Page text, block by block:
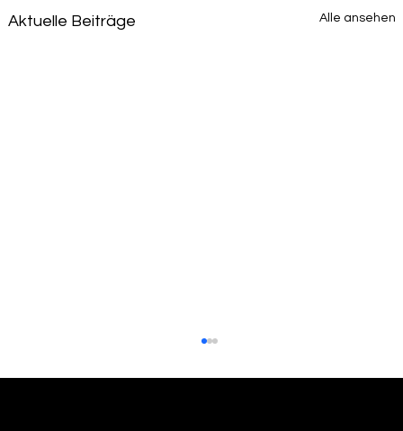
Aktuelle Beiträge Alle ansehen